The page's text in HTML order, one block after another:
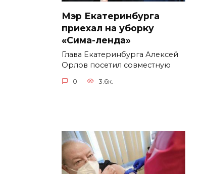
Мэр Екатеринбурга
приехал на уборку
«Сима-ленда»
Глава Екатеринбурга Алексей
Орлов посетил совместную
0 3.6к.